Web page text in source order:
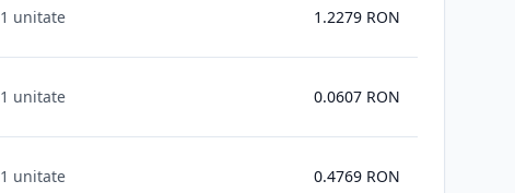
1 unitate 1.2279 RON
1 unitate 0.0607 RON
1 unitate 0.4769 RON